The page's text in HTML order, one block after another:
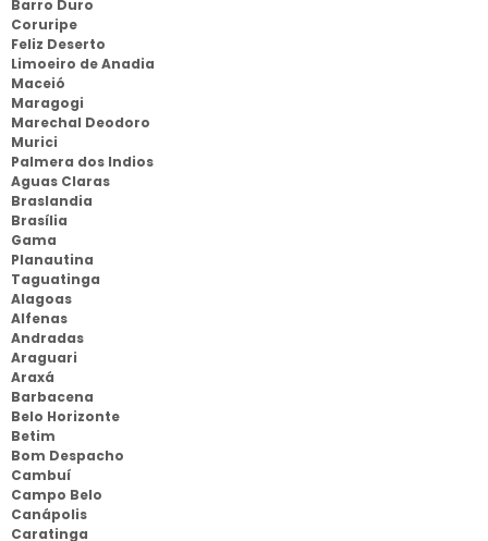
Barro Duro
Coruripe
Feliz Deserto
Limoeiro de Anadia
Maceió
Maragogi
Marechal Deodoro
Murici
Palmera dos Indios
Aguas Claras
Braslandia
Brasília
Gama
Planautina
Taguatinga
Alagoas
Alfenas
Andradas
Araguari
Araxá
Barbacena
Belo Horizonte
Betim
Bom Despacho
Cambuí
Campo Belo
Canápolis
Caratinga